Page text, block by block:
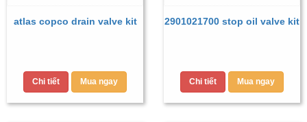
atlas copco drain valve kit
Chi tiết Mua ngay
2901021700 stop oil valve kit
Chi tiết Mua ngay